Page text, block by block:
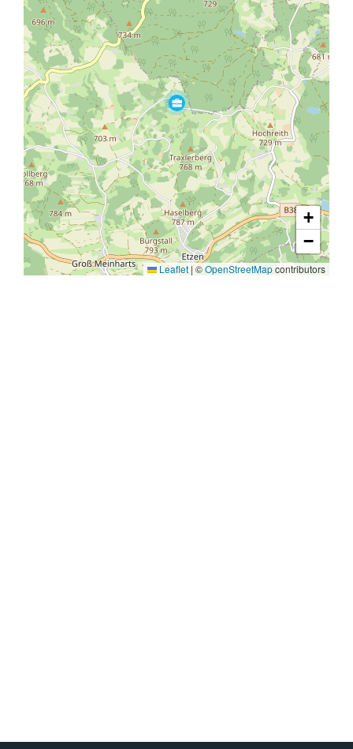
+
−
Leaflet|©OpenStreetMapcontributors